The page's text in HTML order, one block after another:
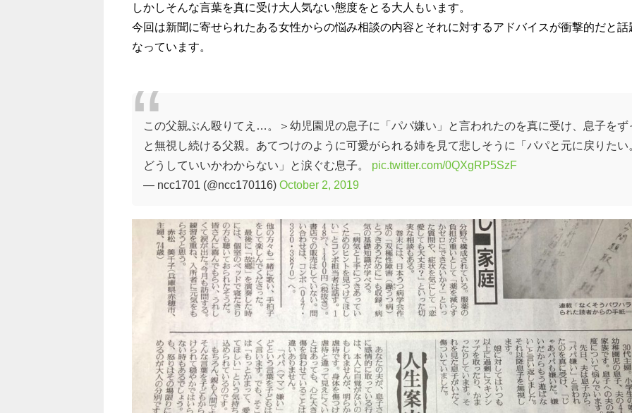
しかしそんな言葉を真に受け大人気ない態度をとる大人もいます。
今回は新聞に寄せられたある女性からの悩み相談の内容とそれに対するアドバイスが衝撃的だと話
なっています。
この父親ぶん殴りてえ…。＞幼児園児の息子に「パパ嫌い」と言われたのを真に受け、息子をず
と無視し続ける父親。あてつけのように可愛がられる姉を見て悲しそうに「パパと元に戻りたい
どうしていいかわからない」と涙ぐむ息子。 pic.twitter.com/0QXgRP5SzF
— ncc1701 (@ncc170116) October 2, 2019